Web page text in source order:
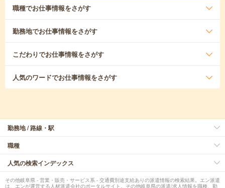
職種でお仕事情報をさがす
勤務地でお仕事情報をさがす
こだわりでお仕事情報をさがす
人気のワードでお仕事情報をさがす
勤務地 / 路線・駅
職種
人気の検索インデックス
その他岐阜県 - 営業・販売・サービス系 - 交通費別途支給ありの派遣情報の検索結果。エン派遣
は、エンが運営する人材派遣会社のポータルサイト。その他岐阜県の派遣/求人情報を職種、勤